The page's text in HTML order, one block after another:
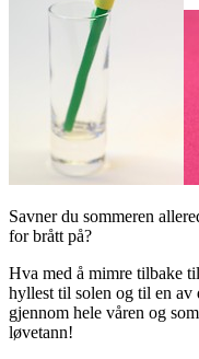
Savner du sommeren
for brått på?
Hva med å mimre tilbake
hyllest til solen og til en av
gjennom hele våren og
løvetann!